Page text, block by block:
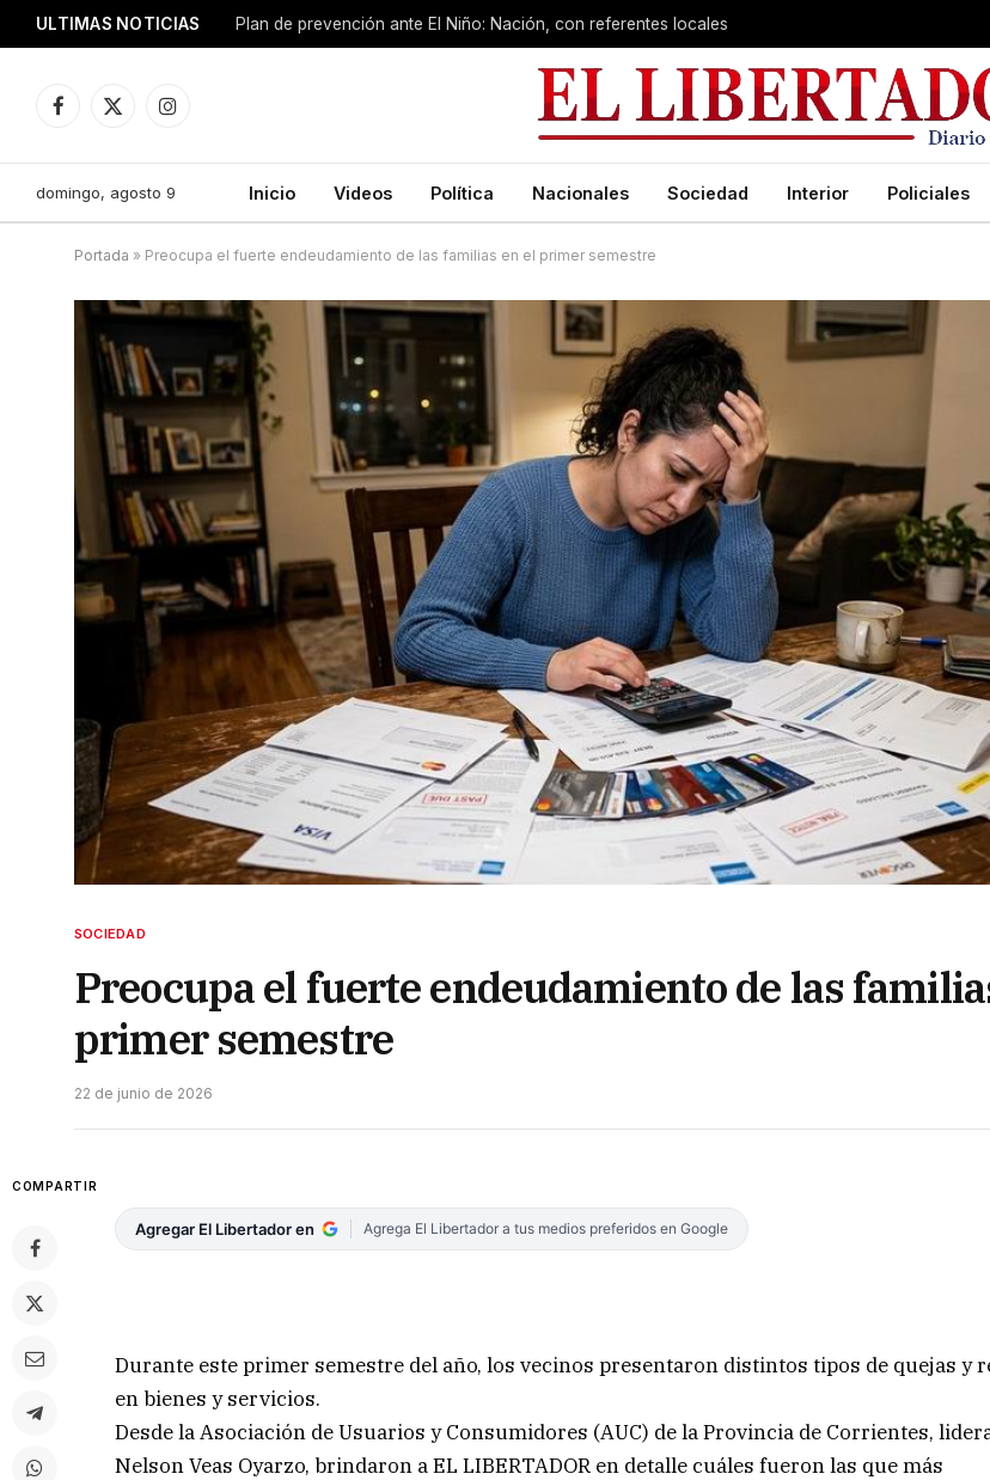
ULTIMAS NOTICIAS Plan de prevención ante El Niño: Nación, con referentes locales
Facebook
X
Instagram
domingo, agosto 9 Inicio Videos Política Nacionales Sociedad Interior Policiales
Portada » Preocupa el fuerte endeudamiento de las familias en el primer semestre
SOCIEDAD
Preocupa el fuerte endeudamiento de las
primer semestre
22 de junio de 2026
COMPARTIR
Agregar El Libertador en Agrega El Libertador a tus medios preferidos en Google
Durante este primer semestre del año, los vecinos presentaron distintos tipos de quejas y
en bienes y servicios.
Desde la Asociación de Usuarios y Consumidores (AUC) de la Provincia de Corrientes,
Nelson Veas Oyarzo, brindaron a EL LIBERTADOR en detalle cuáles fueron las que más